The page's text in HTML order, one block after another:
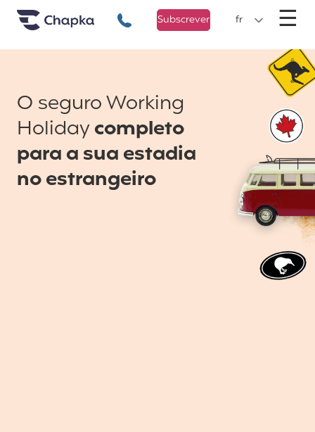
Chapka Seguro Viagem
+351 800 50 01 71
Subscrever fr ☰
O seguro Working
Holidaycompleto
para a sua estadia
no estrangeiro